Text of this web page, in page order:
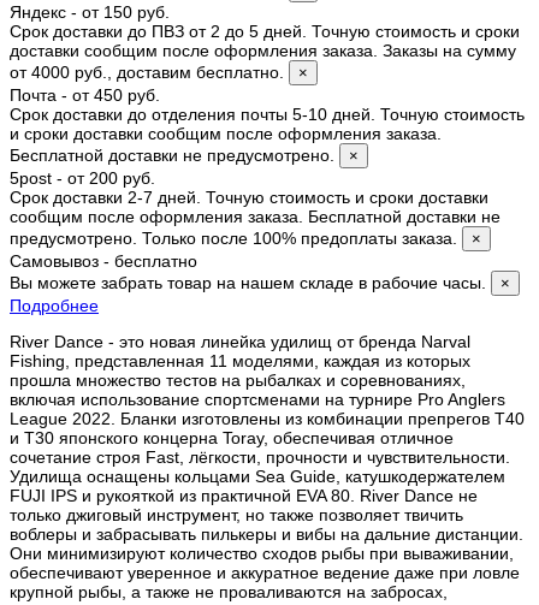
Яндекс - от 150 руб.
Срок доставки до ПВЗ от 2 до 5 дней. Точную стоимость и сроки
доставки сообщим после оформления заказа. Заказы на сумму
от 4000 руб., доставим бесплатно.
×
Почта - от 450 руб.
Срок доставки до отделения почты 5-10 дней. Точную стоимость
и сроки доставки сообщим после оформления заказа.
Бесплатной доставки не предусмотрено.
×
5post - от 200 руб.
Срок доставки 2-7 дней. Точную стоимость и сроки доставки
сообщим после оформления заказа. Бесплатной доставки не
предусмотрено. Только после 100% предоплаты заказа.
×
Самовывоз - бесплатно
Вы можете забрать товар на нашем складе в рабочие часы.
×
Подробнее
River Dance - это новая линейка удилищ от бренда Narval
Fishing, представленная 11 моделями, каждая из которых
прошла множество тестов на рыбалках и соревнованиях,
включая использование спортсменами на турнире Pro Anglers
League 2022. Бланки изготовлены из комбинации препрегов T40
и Т30 японского концерна Toray, обеспечивая отличное
сочетание строя Fast, лёгкости, прочности и чувствительности.
Удилища оснащены кольцами Sea Guide, катушкодержателем
FUJI IPS и рукояткой из практичной EVA 80. River Dance не
только джиговый инструмент, но также позволяет твичить
воблеры и забрасывать пилькеры и вибы на дальние дистанции.
Они минимизируют количество сходов рыбы при вываживании,
обеспечивают уверенное и аккуратное ведение даже при ловле
крупной рыбы, а также не проваливаются на забросах,